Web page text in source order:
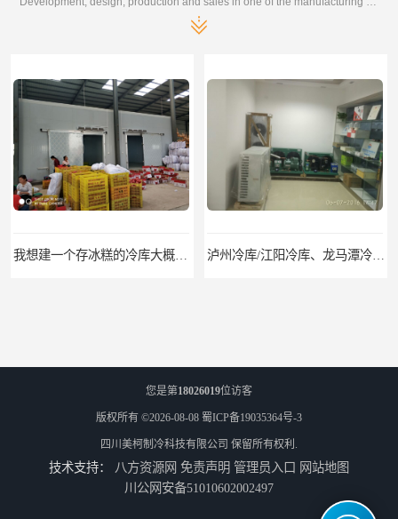
遂宁冻库/遂宁冻库价格/遂宁冻库安装
您是第18026019位访客
版权所有 ©2026-08-08 蜀ICP备19035364号-3
四川美柯制冷科技有限公司 保留所有权利.
技术支持： 八方资源网 免责声明 管理员入口 网站地图
川公网安备51010602002497